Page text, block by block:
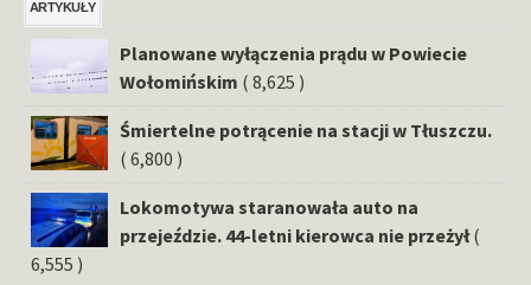
ARTYKUŁY
Planowane wyłączenia prądu w Powiecie
Wołomińskim ( 8,625 )
Śmiertelne potrącenie na stacji w Tłuszczu.
( 6,800 )
Lokomotywa staranowała auto na
przejeździe. 44-letni kierowca nie przeżył (
6,555 )